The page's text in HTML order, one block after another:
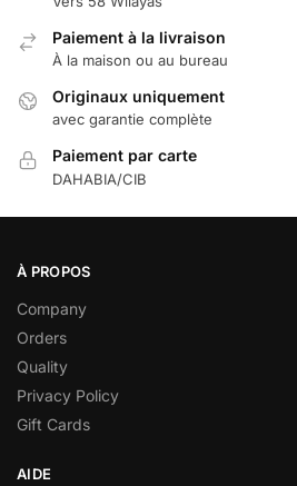
Paiement à la livraison
À la maison ou au bureau
Originaux uniquement
avec garantie complète
Paiement par carte
DAHABIA/CIB
À PROPOS
Company
Orders
Quality
Privacy Policy
Gift Cards
AIDE